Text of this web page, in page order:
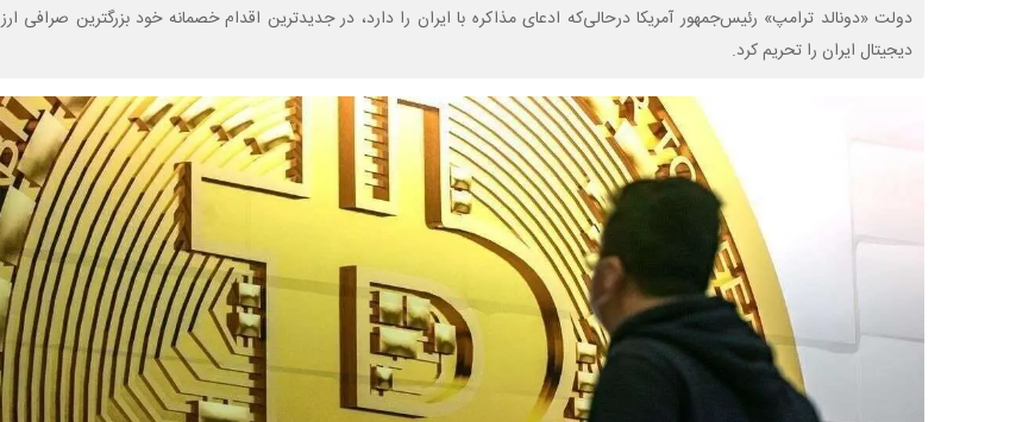
دولت «دونالد ترامپ» رئیس‌جمهور آمریکا درحالی‌که ادعای مذاکره با ایران را دارد، در جدیدترین اقدام خصمانه خود بزرگترین صرافی ارز
دیجیتال ایران را تحریم کرد.